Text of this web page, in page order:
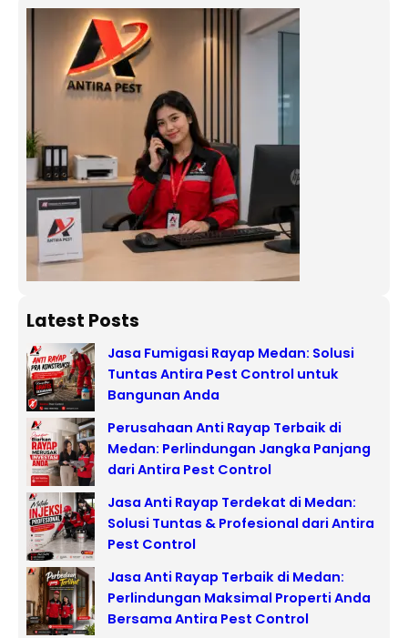
Latest Posts
Jasa Fumigasi Rayap Medan: Solusi
Tuntas Antira Pest Control untuk
Bangunan Anda
Perusahaan Anti Rayap Terbaik di
Medan: Perlindungan Jangka Panjang
dari Antira Pest Control
Jasa Anti Rayap Terdekat di Medan:
Solusi Tuntas & Profesional dari Antira
Pest Control
Jasa Anti Rayap Terbaik di Medan:
Perlindungan Maksimal Properti Anda
Bersama Antira Pest Control